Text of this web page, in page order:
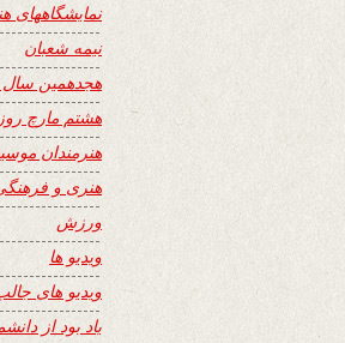
نمایشگاههای
نیمه شعبان
هجدهمین سال
هشتم مارچ
هنرمندان
هنری و
ورزش
ویدیو ها
ویدیو های
یاد بود از